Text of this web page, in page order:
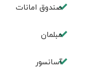
صندوق امانات
مبلمان
آسانسور